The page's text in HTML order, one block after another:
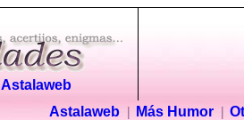
Astalaweb | Más Humor |